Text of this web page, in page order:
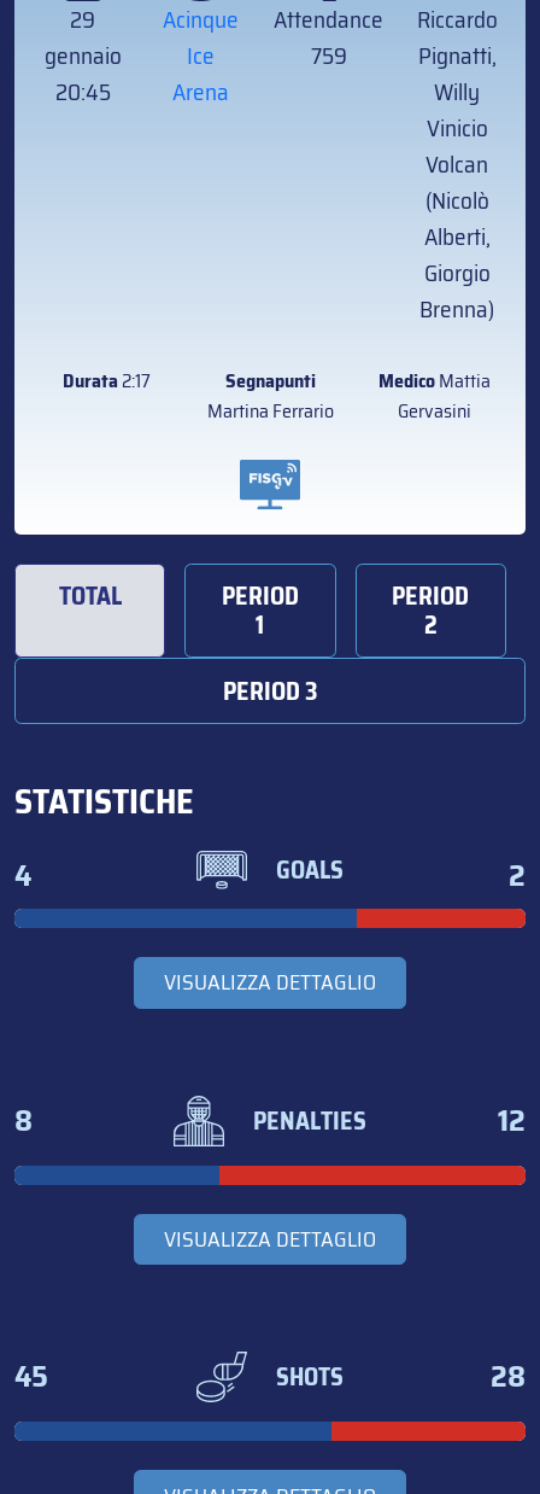
29
gennaio
20:45
Acinque
Ice
Arena
Attendance
759
Riccardo
Pignatti,
Willy
Vinicio
Volcan
(Nicolò
Alberti,
Giorgio
Brenna)
Durata2:17
Segnapunti
Martina Ferrario
MedicoMattia
Gervasini
TOTAL PERIOD
1
PERIOD
2
PERIOD 3
STATISTICHE
4 GOALS 2
VISUALIZZA DETTAGLIO
8 PENALTIES 12
VISUALIZZA DETTAGLIO
45 SHOTS 28